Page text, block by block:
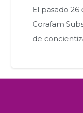
El pasado 26
Corafam
de